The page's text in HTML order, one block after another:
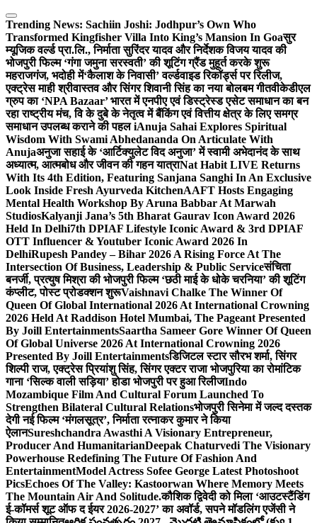
Skip
to
content
Trending News: Sachiin Joshi: Jodhpur’s Own Who
Transformed Kingfisher Villa Into King’s Mansion In Goaसुर
म्यूजिक वर्ल्ड प्रा.लि., निर्माता सुरिंदर यादव और निर्देशक विजय यादव की
भोजपुरी फिल्म ‘गंगा जमुना सरस्वती’ की शूटिंग ग्रैंड मुहूर्त करके शुरू
महराजगंज, भदोही में‘कैलाश के निवासी’ वर्ल्डवाइड रिकॉर्ड्स पर रिलीज,
एक्ट्रेस माही श्रीवास्तव और सिंगर शिवानी सिंह का नया बोलबम गीतवीकेडीएल
ग्रुप का ‘NPA Bazaar’ भारत में एनपीए एवं डिस्ट्रेस्ड एसेट समाधान का बन
रहा राष्ट्रीय मंच, वि के दुबे के नेतृत्व में बैंकिंग एवं वित्तीय क्षेत्र के लिए समग्र
समाधान उपलब्ध कराने की पहल iAnuja Sahai Explores Spiritual
Wisdom With Swami Abhedananda On Articulate With
Anujaअनुजा सहाई के ‘आर्टिक्युलेट विद अनुजा’ में स्वामी अभेदानंद के साथ
अध्यात्म, आत्मबोध और जीवन की गहन यात्राNat Habit LIVE Returns
With Its 4th Edition, Featuring Sanjana Sanghi In An Exclusive
Look Inside Fresh Ayurveda KitchenAAFT Hosts Engaging
Mental Health Workshop By Aruna Babbar At Marwah
StudiosKalyanji Jana’s 5th Bharat Gaurav Icon Award 2026
Held In Delhi7th DPIAF Lifestyle Iconic Award & 3rd DPIAF
OTT Influencer & Youtuber Iconic Award 2026 In
DelhiRupesh Pandey – Bihar 2026 A Rising Force At The
Intersection Of Business, Leadership & Public Serviceसंचिता
बनर्जी, प्रत्युष मिश्रा की भोजपुरी फिल्म ‘छठी माई के धोके चरनिया’ की शूटिंग
कंप्लीट, पोस्ट प्रोडक्शन शुरूVaishnavi Chalke The Winner Of
Queen Of Global International 2026 At International Crowning
2026 Held At Raddison Hotel Mumbai, The Pageant Presented
By Joill EntertainmentsSaartha Sameer Gore Winner Of Queen
Of Global Universe 2026 At International Crowning 2026
Presented By Joill Entertainmentsडिजिटल स्टार सौरभ शर्मा, सिंगर
शिल्पी राज, एक्ट्रेस प्रियांशु सिंह, सिंगर एक्टर राजा भोजपुरिया का रोमांटिक
गाना ‘सिल्क वाली सड़िया’ होडा भोजपुरी पर हुआ रिलीजIndo
Mozambique Film And Cultural Forum Launched To
Strengthen Bilateral Cultural Relationsभोजपुरी सिनेमा में जल्द दस्तक
देगी नई फिल्म ‘मंगलसूत्र’, निर्माता रत्नाकर कुमार ने किया
ऐलानSureshchandra Awasthi A Visionary Entrepreneur,
Producer And HumanitarianDeepak Chaturvedi The Visionary
Powerhouse Redefining The Future Of Fashion And
EntertainmentModel Actress Sofee George Latest Photoshoot
PicsEchoes Of The Valley: Kastoorwan Where Memory Meets
The Mountain Air And Solitude.कौशिक द्विवेदी को मिला ‘आउटस्टैंडिंग
ई-कॉमर्स शूट ऑफ द ईयर 2026-2027’ का अवॉर्ड, सपने मॉडलिंग एजेंसी ने